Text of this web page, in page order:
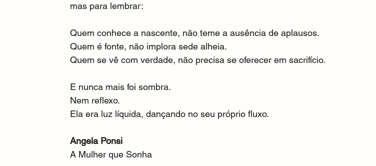
mas para lembrar:
Quem conhece a nascente, não teme a ausência de aplausos.
Quem é fonte, não implora sede alheia.
Quem se vê com verdade, não precisa se oferecer em sacrifício.
E nunca mais foi sombra.
Nem reflexo.
Ela era luz líquida, dançando no seu próprio fluxo.
Angela Ponsi
A Mulher que Sonha